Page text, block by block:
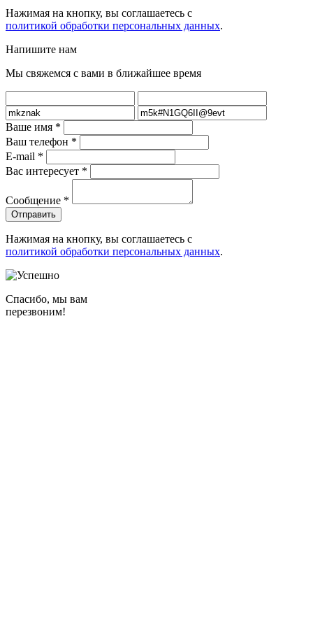
Нажимая на кнопку, вы соглашаетесь с
политикой обработки персональных данных.
Напишите нам
Мы свяжемся с вами в ближайшее время
Ваше имя *
Ваш телефон *
E-mail *
Вас интересует *
Сообщение *
Нажимая на кнопку, вы соглашаетесь с
политикой обработки персональных данных.
Спасибо, мы вам
перезвоним!